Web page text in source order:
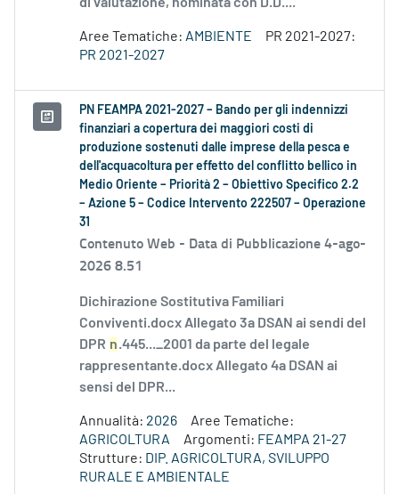
di valutazione, nominata con D.D....
Aree Tematiche: AMBIENTE
PR 2021-2027:
PR 2021-2027
PN FEAMPA 2021-2027 – Bando per gli indennizzi
finanziari a copertura dei maggiori costi di
produzione sostenuti dalle imprese della pesca e
dell'acquacoltura per effetto del conflitto bellico in
Medio Oriente – Priorità 2 – Obiettivo Specifico 2.2
– Azione 5 – Codice Intervento 222507 – Operazione
31
Contenuto Web - Data di Pubblicazione 4-ago-
2026 8.51
Dichirazione Sostitutiva Familiari
Conviventi.docx Allegato 3a DSAN ai sendi del
DPR n.445..._2001 da parte del legale
rappresentante.docx Allegato 4a DSAN ai
sensi del DPR...
Annualità: 2026
Aree Tematiche:
AGRICOLTURA
Argomenti: FEAMPA 21-27
Strutture: DIP. AGRICOLTURA, SVILUPPO
RURALE E AMBIENTALE